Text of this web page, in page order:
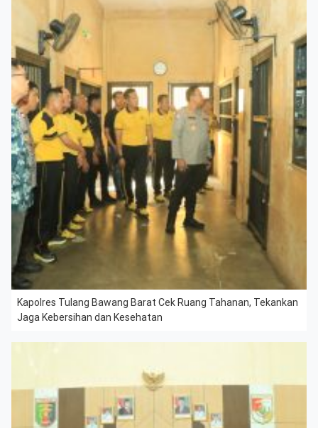
Kapolres Tulang Bawang Barat Cek Ruang Tahanan, Tekankan
Jaga Kebersihan dan Kesehatan